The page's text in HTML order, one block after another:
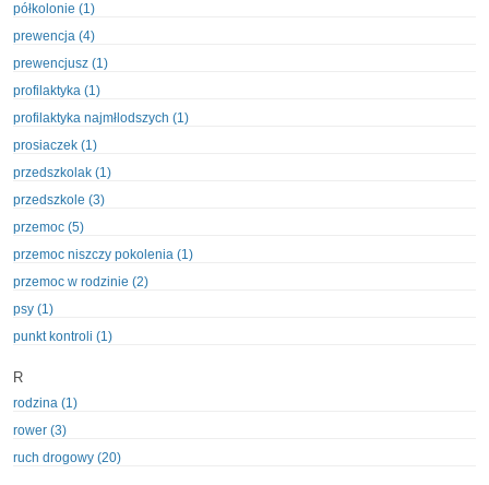
półkolonie (1)
prewencja (4)
prewencjusz (1)
profilaktyka (1)
profilaktyka najmłlodszych (1)
prosiaczek (1)
przedszkolak (1)
przedszkole (3)
przemoc (5)
przemoc niszczy pokolenia (1)
przemoc w rodzinie (2)
psy (1)
punkt kontroli (1)
R
rodzina (1)
rower (3)
ruch drogowy (20)